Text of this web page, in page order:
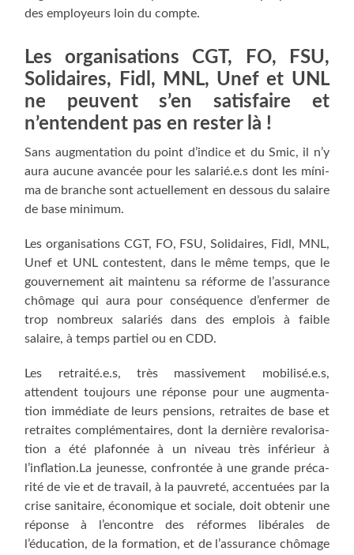
des employeurs loin du compte.
Les orga­ni­sa­tions CGT, FO, FSU,
Soli­daires, Fidl, MNL, Unef et UNL
ne peuvent s’en satis­faire et
n’entendent pas en res­ter là !
Sans aug­men­ta­tion du point d’indice et du Smic, il n’y
aura aucune avan­cée pour les salarié.e.s dont les míni­
ma de branche sont actuel­le­ment en des­sous du salaire
de base minimum.
Les orga­ni­sa­tions CGT, FO, FSU, Soli­daires, Fidl, MNL,
Unef et UNL contestent, dans le même temps, que le
gou­ver­ne­ment ait main­te­nu sa réforme de l’assurance
chô­mage qui aura pour consé­quence d’enfermer de
trop nom­breux sala­riés dans des emplois à faible
salaire, à temps par­tiel ou en CDD.
Les retraité.e.s, très mas­si­ve­ment mobilisé.e.s,
attendent tou­jours une réponse pour une aug­men­ta­
tion immé­diate de leurs pen­sions, retraites de base et
retraites com­plé­men­taires, dont la der­nière reva­lo­ri­sa­
tion a été pla­fon­née à un niveau très infé­rieur à
l’inflation.La jeu­nesse, confron­tée à une grande pré­ca­
ri­té de vie et de tra­vail, à la pau­vre­té, accen­tuées par la
crise sani­taire, éco­no­mique et sociale, doit obte­nir une
réponse à l’encontre des réformes libé­rales de
l’éducation, de la for­ma­tion, et de l’assurance chô­mage